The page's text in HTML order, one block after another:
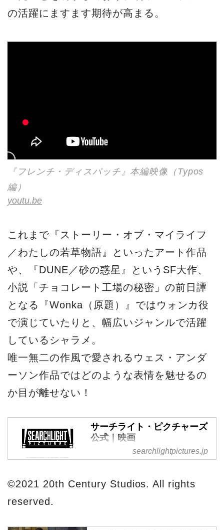
の活躍にますます期待が高まる。
『フレンチ・ディスパッチ』本編映像（Typos
編）
youtu.be
これまで『ストーリー・オブ・マイライフ
／わたしの若草物語』といったアート作品
や、『DUNE／砂の惑星』というSF大作、
小説「チョコレート工場の秘密」の前日譚
となる『Wonka（原題）』ではウォンカ役
で演じていたりと、幅広いジャンルで活躍
しているシャラメ。
唯一無二の作風で愛されるウェス・アンダ
ーソン作品ではどのような表情を魅せるの
か目が離せない！
サーチライト・ピクチャーズ
公式｜映画
サーチライト・ピクチャーズ 公
や試写会ご招待、プレゼントキ
searchlightpictures.jp
©2021 20th Century Studios. All rights
reserved.